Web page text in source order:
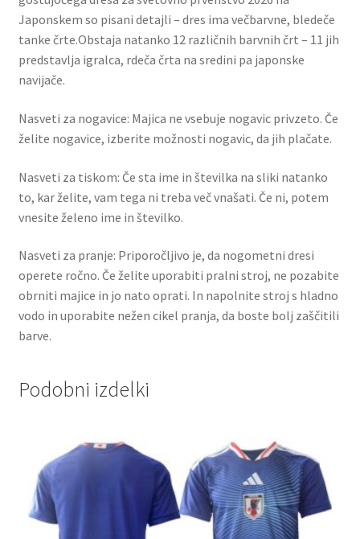
Japonskem so pisani detajli – dres ima večbarvne, bledeče
tanke črte.Obstaja natanko 12 različnih barvnih črt – 11 jih
predstavlja igralca, rdeča črta na sredini pa japonske
navijače.
Nasveti za nogavice: Majica ne vsebuje nogavic privzeto. Če
želite nogavice, izberite možnosti nogavic, da jih plačate.
Nasveti za tiskom: Če sta ime in številka na sliki natanko
to, kar želite, vam tega ni treba več vnašati. Če ni, potem
vnesite želeno ime in številko.
Nasveti za pranje: Priporočljivo je, da nogometni dresi
operete ročno. Če želite uporabiti pralni stroj, ne pozabite
obrniti majice in jo nato oprati. In napolnite stroj s hladno
vodo in uporabite nežen cikel pranja, da boste bolj zaščitili
barve.
Podobni izdelki